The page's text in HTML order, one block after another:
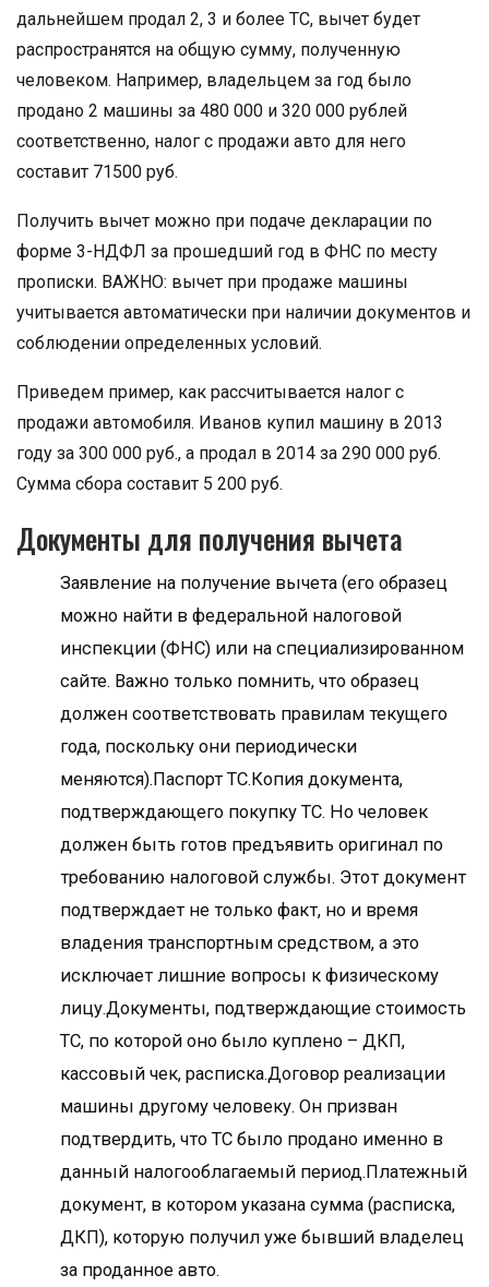
дальнейшем продал 2, 3 и более ТС, вычет будет
распространятся на общую сумму, полученную
человеком. Например, владельцем за год было
продано 2 машины за 480 000 и 320 000 рублей
соответственно, налог с продажи авто для него
составит 71500 руб.
Получить вычет можно при подаче декларации по
форме 3-НДФЛ за прошедший год в ФНС по месту
прописки. ВАЖНО: вычет при продаже машины
учитывается автоматически при наличии документов и
соблюдении определенных условий.
Приведем пример, как рассчитывается налог с
продажи автомобиля. Иванов купил машину в 2013
году за 300 000 руб., а продал в 2014 за 290 000 руб.
Сумма сбора составит 5 200 руб.
Документы для получения вычета
Заявление на получение вычета (его образец
можно найти в федеральной налоговой
инспекции (ФНС) или на специализированном
сайте. Важно только помнить, что образец
должен соответствовать правилам текущего
года, поскольку они периодически
меняются).Паспорт ТС.Копия документа,
подтверждающего покупку ТС. Но человек
должен быть готов предъявить оригинал по
требованию налоговой службы. Этот документ
подтверждает не только факт, но и время
владения транспортным средством, а это
исключает лишние вопросы к физическому
лицу.Документы, подтверждающие стоимость
ТС, по которой оно было куплено – ДКП,
кассовый чек, расписка.Договор реализации
машины другому человеку. Он призван
подтвердить, что ТС было продано именно в
данный налогооблагаемый период.Платежный
документ, в котором указана сумма (расписка,
ДКП), которую получил уже бывший владелец
за проданное авто.